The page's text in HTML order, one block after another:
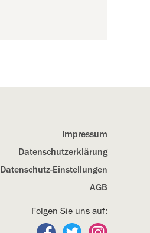
Impressum
Datenschutz­erklärung
Datenschutz-Einstellungen
AGB
Folgen Sie uns auf:
Folgen Sie uns auf
Folgen Sie uns